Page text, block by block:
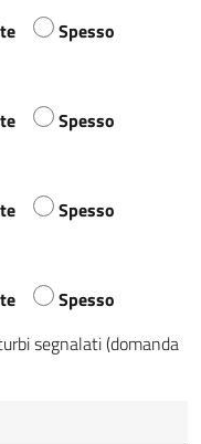
Spesso
Spesso
Spesso
Spesso
segnalati (domanda